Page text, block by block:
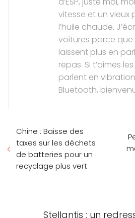
vitesse et un vieux
l’huile chaude.
voitures parce que
laissent plus en
repas. Si t’aimes
parlent en
Bluetooth,
Chine : Baisse des
taxes sur les déchets
de batteries pour un
recyclage plus vert
Stellantis : un